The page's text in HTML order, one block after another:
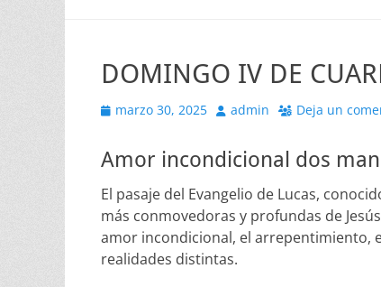
DOMINGO IV DE
Publicado
marzo 30, 2025 Autoradmin Deja un
Amor incondicional dos
El pasaje del Evangelio de Lucas,
más conmovedoras y profundas de
amor incondicional, el arrepentimiento,
realidades distintas.